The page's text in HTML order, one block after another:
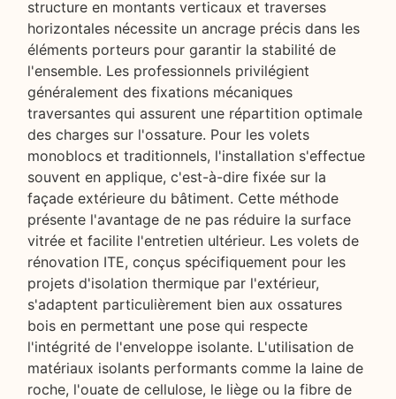
structure en montants verticaux et traverses
horizontales nécessite un ancrage précis dans les
éléments porteurs pour garantir la stabilité de
l'ensemble. Les professionnels privilégient
généralement des fixations mécaniques
traversantes qui assurent une répartition optimale
des charges sur l'ossature. Pour les volets
monoblocs et traditionnels, l'installation s'effectue
souvent en applique, c'est-à-dire fixée sur la
façade extérieure du bâtiment. Cette méthode
présente l'avantage de ne pas réduire la surface
vitrée et facilite l'entretien ultérieur. Les volets de
rénovation ITE, conçus spécifiquement pour les
projets d'isolation thermique par l'extérieur,
s'adaptent particulièrement bien aux ossatures
bois en permettant une pose qui respecte
l'intégrité de l'enveloppe isolante. L'utilisation de
matériaux isolants performants comme la laine de
roche, l'ouate de cellulose, le liège ou la fibre de